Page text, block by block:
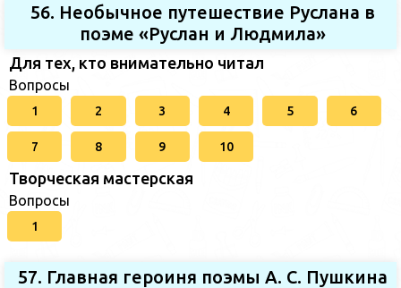
56. Необычное путешествие Руслана в
поэме «Руслан и Людмила»
Для тех, кто внимательно читал
Вопросы
1 2 3 4 5 6
7 8 9 10
Творческая мастерская
Вопросы
1
57. Главная героиня поэмы А. С. Пушкина